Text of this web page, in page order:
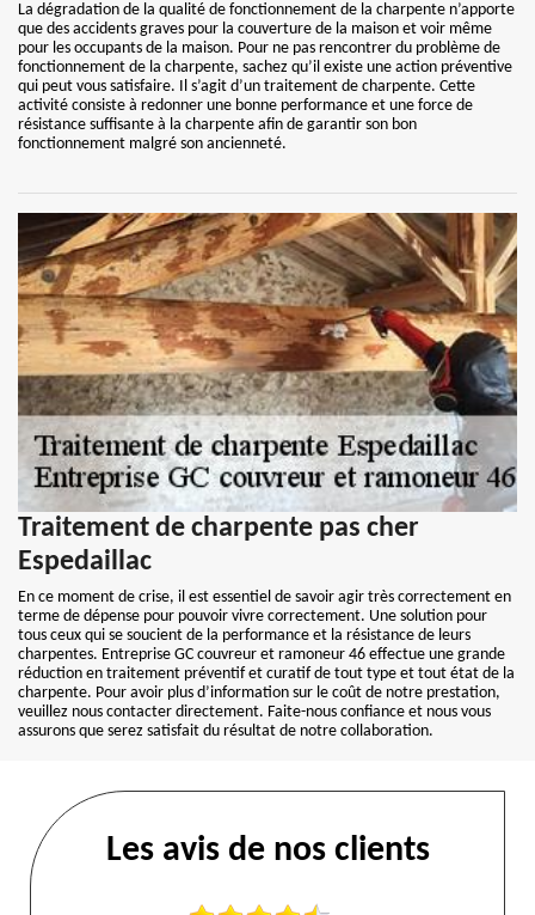
La dégradation de la qualité de fonctionnement de la charpente n’apporte
que des accidents graves pour la couverture de la maison et voir même
pour les occupants de la maison. Pour ne pas rencontrer du problème de
fonctionnement de la charpente, sachez qu’il existe une action préventive
qui peut vous satisfaire. Il s’agit d’un traitement de charpente. Cette
activité consiste à redonner une bonne performance et une force de
résistance suffisante à la charpente afin de garantir son bon
fonctionnement malgré son ancienneté.
Traitement de charpente pas cher
Espedaillac
En ce moment de crise, il est essentiel de savoir agir très correctement en
terme de dépense pour pouvoir vivre correctement. Une solution pour
tous ceux qui se soucient de la performance et la résistance de leurs
charpentes. Entreprise GC couvreur et ramoneur 46 effectue une grande
réduction en traitement préventif et curatif de tout type et tout état de la
charpente. Pour avoir plus d’information sur le coût de notre prestation,
veuillez nous contacter directement. Faite-nous confiance et nous vous
assurons que serez satisfait du résultat de notre collaboration.
Les avis de nos clients